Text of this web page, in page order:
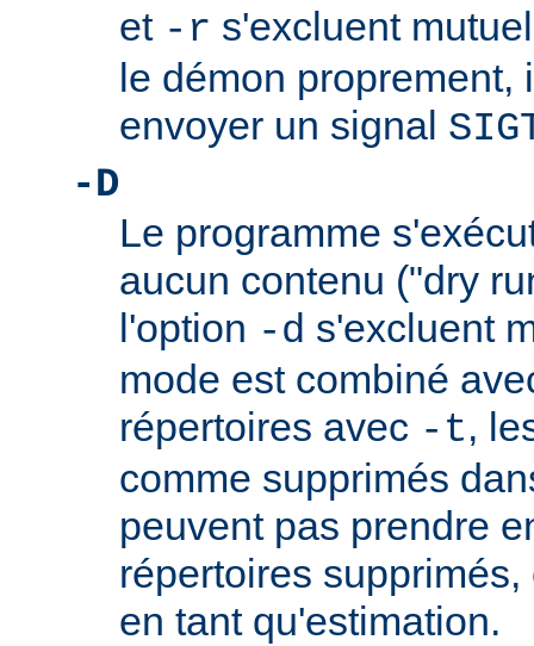
et -r s'excluent
le démon proprement,
envoyer un signal
-D
Le programme
aucun contenu ("dry
l'option -d s'excluent
mode est combiné
répertoires avec -t,
comme supprimés
peuvent pas prendre
répertoires
en tant qu'estimation.